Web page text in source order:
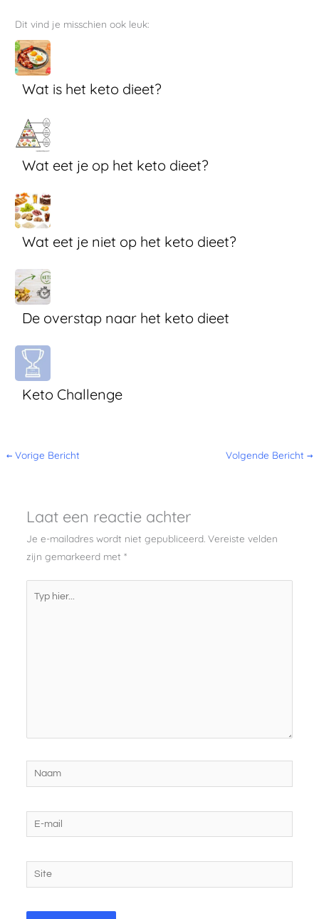
Dit vind je misschien ook leuk:
Wat is het keto dieet?
Wat eet je op het keto dieet?
Wat eet je niet op het keto dieet?
De overstap naar het keto dieet
Keto Challenge
← Vorige Bericht Volgende Bericht →
Laat een reactie achter
Je e-mailadres wordt niet gepubliceerd. Vereiste velden
zijn gemarkeerd met *
Naam
mail
Site